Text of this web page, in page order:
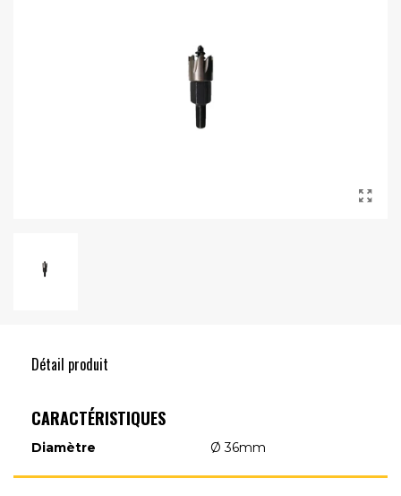
Détail produit
CARACTÉRISTIQUES
Diamètre Ø 36mm